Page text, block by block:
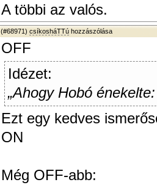
A többi az valós.
(#68971) csíkosháTTú hozzászólása
OFF
Idézet:
„Ahogy Hobó
Ezt egy kedves
ON
Még OFF-abb: